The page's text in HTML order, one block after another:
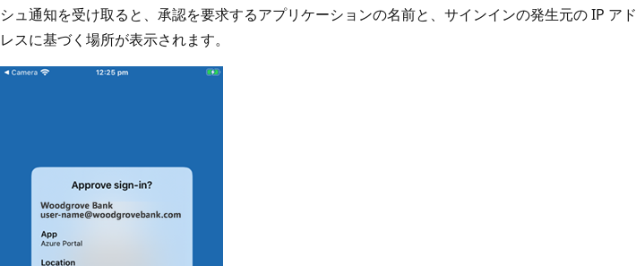
シュ通知を受け取ると、承認を要求するアプリケーションの名前と、サインインの発生元の IP アド
レスに基づく場所が表示されます。